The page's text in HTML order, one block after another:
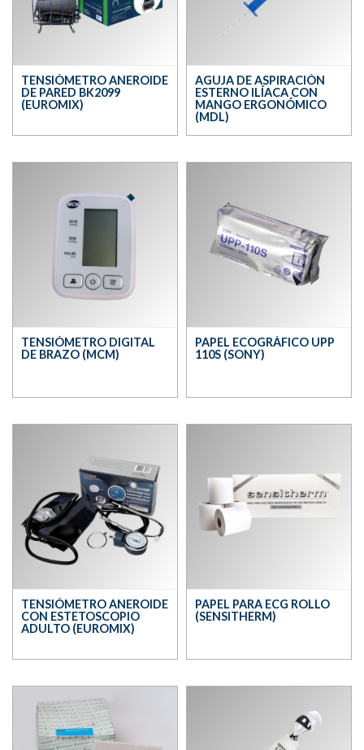
TENSIÓMETRO ANEROIDE
DE PARED BK2099
(EUROMIX)
AGUJA DE ASPIRACIÓN
ESTERNO ILÍACA CON
MANGO ERGONÓMICO
(MDL)
TENSIÓMETRO DIGITAL
DE BRAZO (MCM)
PAPEL ECOGRÁFICO UPP
110S (SONY)
TENSIÓMETRO ANEROIDE
CON ESTETOSCOPIO
ADULTO (EUROMIX)
PAPEL PARA ECG ROLLO
(SENSITHERM)